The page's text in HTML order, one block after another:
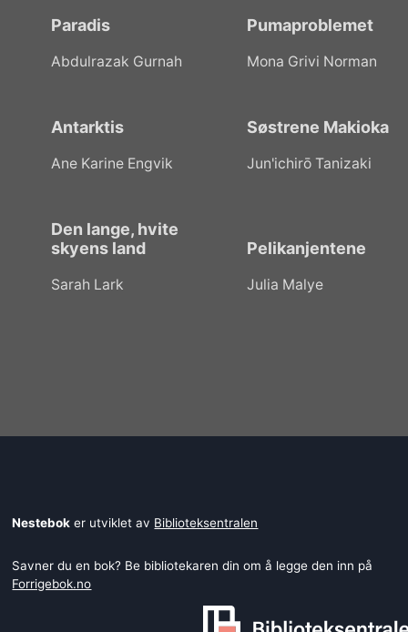
Paradis
Abdulrazak Gurnah
Pumaproblemet
Mona Grivi Norman
Antarktis
Ane Karine Engvik
Søstrene Makioka
Jun'ichirō Tanizaki
Den lange, hvite
skyens land
Sarah Lark
Pelikanjentene
Julia Malye
Nestebok er utviklet av Biblioteksentralen
Savner du en bok? Be bibliotekaren din om å legge den inn på
Forrigebok.no